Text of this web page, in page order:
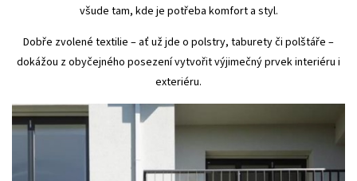
všude tam, kde je potřeba komfort a styl.
Dobře zvolené textilie – ať už jde o polstry, taburety či polštáře –
dokážou z obyčejného posezení vytvořit výjimečný prvek interiéru i
exteriéru.